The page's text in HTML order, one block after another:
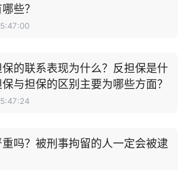
些？
的联系表现为什么？反担保是什
与担保的区别主要为哪些方面？
吗？被刑事拘留的人一定会被逮